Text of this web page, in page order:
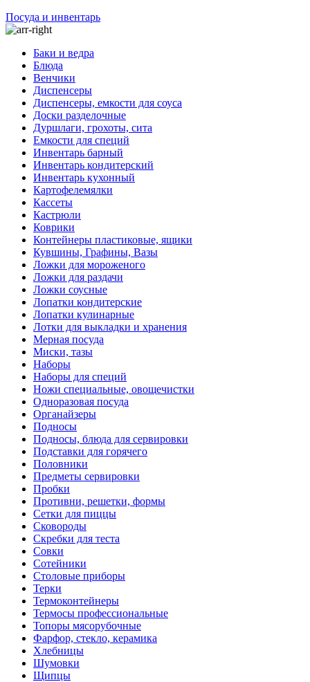
Посуда и инвентарь
Баки и ведра
Блюда
Венчики
Диспенсеры
Диспенсеры, емкости для соуса
Доски разделочные
Дуршлаги, грохоты, сита
Емкости для специй
Инвентарь барный
Инвентарь кондитерский
Инвентарь кухонный
Картофелемялки
Кассеты
Кастрюли
Коврики
Контейнеры пластиковые, ящики
Кувшины, Графины, Вазы
Ложки для мороженого
Ложки для раздачи
Ложки соусные
Лопатки кондитерские
Лопатки кулинарные
Лотки для выкладки и хранения
Мерная посуда
Миски, тазы
Наборы
Наборы для специй
Ножи специальные, овощечистки
Одноразовая посуда
Органайзеры
Подносы
Подносы, блюда для сервировки
Подставки для горячего
Половники
Предметы сервировки
Пробки
Противни, решетки, формы
Сетки для пиццы
Сковороды
Скребки для теста
Совки
Сотейники
Столовые приборы
Терки
Термоконтейнеры
Термосы профессиональные
Топоры мясорубочные
Фарфор, стекло, керамика
Хлебницы
Шумовки
Щипцы